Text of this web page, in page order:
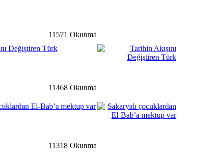
araya geldi
11571 Okunma
Değiştiren Türk
11468 Okunma
El-Bab’a mektup var
11318 Okunma